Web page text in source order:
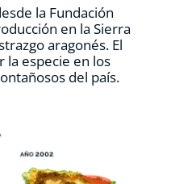
la Fundación
en la Sierra
aragonés. El
la especie en los
del país.